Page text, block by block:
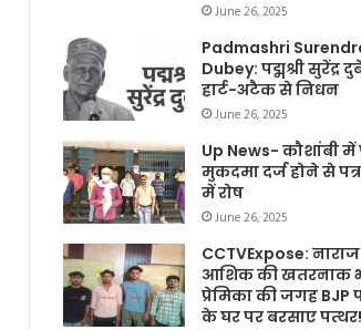
June 26, 2025
Padmashri
Dubey: पद्मश्री सुरेंद्र
हार्ट-अटैक से निधन
June 26, 2025
Up News- कौशांबी में
मुकदमा दर्ज होने से
में रोष
June 26, 2025
CCTVExpose: नाराज
आशिक की खतरनाक
प्रेमिका की जगह BJP
के घर पर बरसाए पत्थर!